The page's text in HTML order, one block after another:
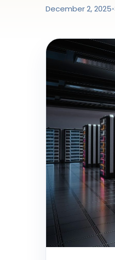
December 2, 2025•